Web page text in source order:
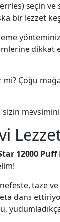
seçin
bir lezzet
Çoğu
sizin
12000
taze
dans